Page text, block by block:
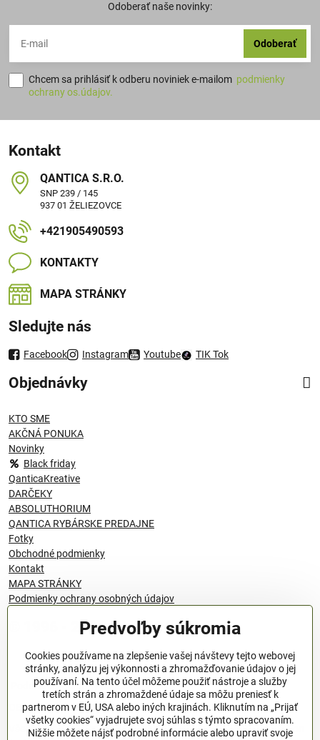
Odoberať naše novinky:
Odoberať
Chcem sa prihlásiť k odberu noviniek e-mailom podmienky
ochrany os.údajov.
Kontakt
QANTICA S​.R​.O​.
SNP 239 / 145
937 01 ŽELIEZOVCE
+421905490593
KONTAKTY
MAPA STRÁNKY
Sledujte nás
Facebook Instagram Youtube TIK Tok
Objednávky
KTO SME
AKČNÁ PONUKA
Novinky
Black friday
QanticaKreative
DARČEKY
ABSOLUTHORIUM
QANTICA RYBÁRSKE PREDAJNE
Fotky
Obchodné podmienky
Kontakt
MAPA STRÁNKY
Podmienky ochrany osobných údajov
© 1996 - 2024 QANTICA S.R.O
Podmienky ochrany osobných údajov
OBCHODNÉ PODMIENKY
Všeobecné nariadenie o bezpečnosti produktov (GPSR), Regulation
Predvoľby súkromia
Cookies používame na zlepšenie vašej návštevy tejto webovej
stránky, analýzu jej výkonnosti a zhromažďovanie údajov o jej
používaní. Na tento účel môžeme použiť nástroje a služby
tretích strán a zhromaždené údaje sa môžu preniesť k
partnerom v EÚ, USA alebo iných krajinách. Kliknutím na „Prijať
všetky cookies“ vyjadrujete svoj súhlas s týmto spracovaním.
Nižšie môžete nájsť podrobné informácie alebo upraviť svoje